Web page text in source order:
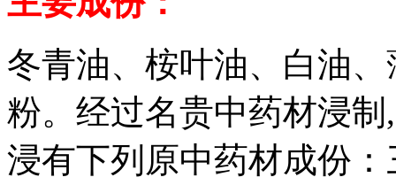
冬青油、桉叶油、白油
粉。 经过名贵中药材浸
浸有下列原中药材成份：